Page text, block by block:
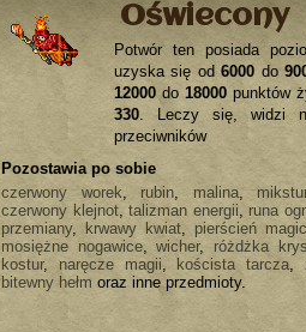
Oświecony
Potwór ten posiada
uzyska się od6000 do
12000 do 18000 punktów
330. Leczy się, widzi
przeciwników
Pozostawia po sobie
czerwony worek, rubin, malina,
czerwony klejnot,talizman energii, runa
przemiany, krwawy kwiat, pierścień
mosiężne nogawice,wicher, różdżka
kostur, naręcze magii, koścista tarcza,
bitewny hełm oraz inne przedmioty.